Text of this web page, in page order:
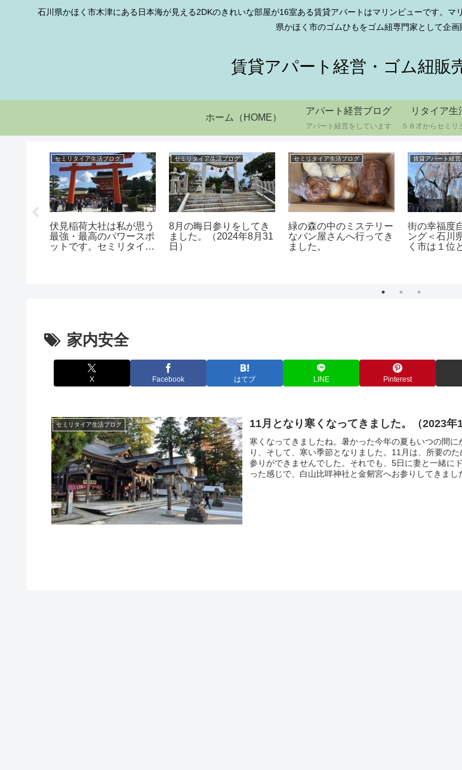
石川県かほく市木津にある日本海が見える2DKのきれいな部屋が16室ある賃貸アパートはマリンビューです。
県かほく市のゴムひもをゴム紐専門家として企画
賃貸アパート経営・ゴム紐販
ホーム（HOME）
アパート経営ブログ
アパート経営をしています
リタイア生
セミリタイア生活ブログ
伏見稲荷大社は私が思う
最強・最高のパワースポ
ットです。セミリタイア
セミリタイア生活ブログ
8月の晦日参りをしてき
ました。（2024年8月31
日）
セミリタイア生活ブログ
緑の森の中のミステリー
なパン屋さんへ行ってき
ました。
街の幸福度
ング＜石川
く市は１位
家内安全
X Facebook はてブ LINE Pinterest
セミリタイア生活ブログ 11月となり寒くなってきました。（2023年
寒くなってきましたね。暑かった今年の夏もいつの間に
り、そして、寒い季節となりました。11月は、所要のた
参りができませんでした。それでも、5日に妻と一緒に
った感じで、白山比咩神社と金剱宮へお参りしてきまし